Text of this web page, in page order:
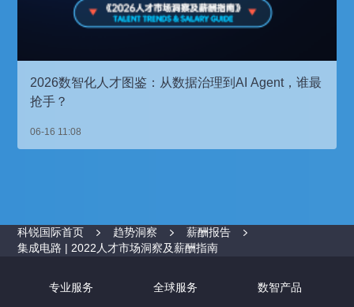
2026数智化人才图鉴：从数据治理到AI Agent，谁最
抢手？
06-16 11:08
科锐国际首页 趋势洞察
薪酬报告
集成电路 | 2022人才市场洞察及薪酬指南
专业服务 全球服务 数智产品